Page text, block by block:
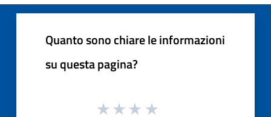
Quanto sono chiare le informazioni
su questa pagina?